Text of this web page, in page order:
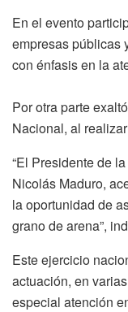
En el evento
empresas públicas
con énfasis en la
Por otra parte
Nacional, al
“El Presidente de
Nicolás Maduro,
la oportunidad de
grano de arena”,
Este ejercicio
actuación, en
especial atención